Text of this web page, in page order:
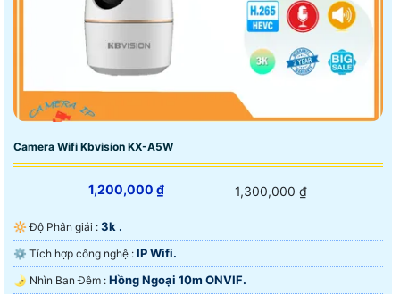
Camera Wifi Kbvision KX-A5W
1,200,000 ₫ 1,300,000 ₫
🔆 Độ Phân giải : 3k .
⚙ Tích hợp công nghệ : IP Wifi.
🌛 Nhìn Ban Đêm : Hồng Ngoại 10m ONVIF.